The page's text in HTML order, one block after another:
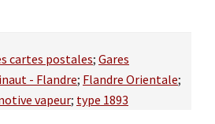
cartes postales; Gares
- Flandre; Flandre Orientale;
vapeur; type 1893